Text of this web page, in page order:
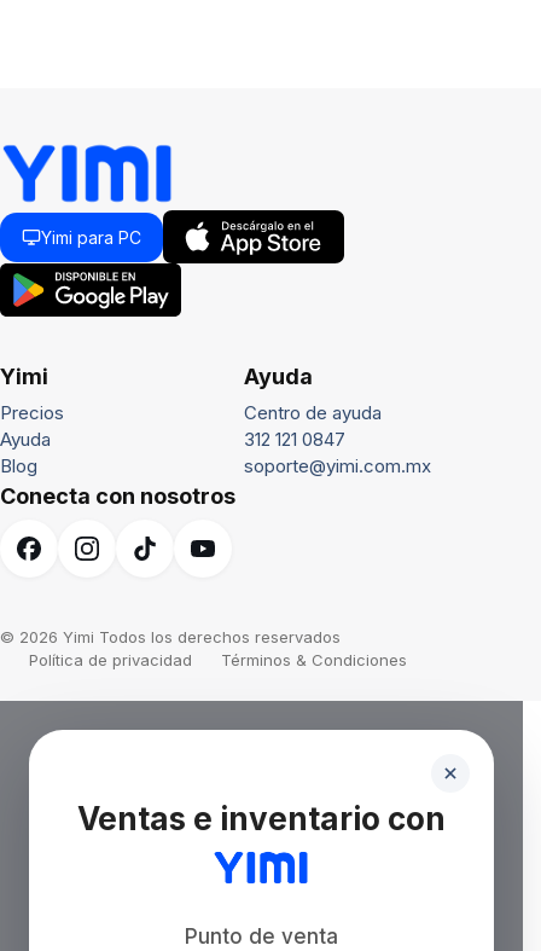
Yimi para PC
Yimi
Precios
Ayuda
Blog
Ayuda
Centro de ayuda
312 121 0847
soporte@yimi.com.mx
Conecta con nosotros
© 2026 Yimi Todos los derechos reservados
Política de privacidad
Términos & Condiciones
Ventas e inventario con
Punto de venta